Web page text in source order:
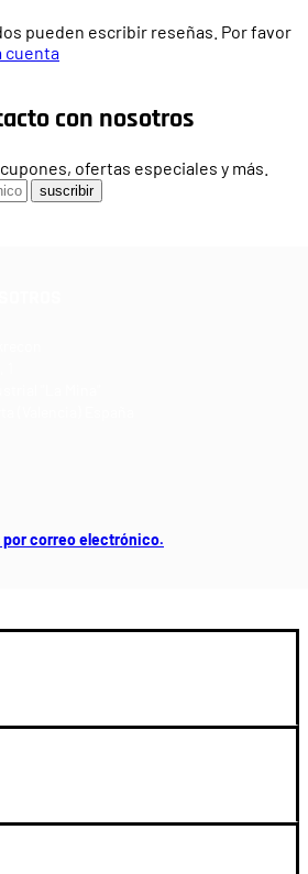
pueden escribir reseñas. Por favor
cuenta
con nosotros
ofertas especiales y más.
suscribir
correo electrónico.